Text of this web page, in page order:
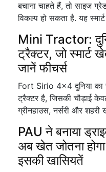
बचाना चाहते हैं, तो साइज
विकल्प हो सकता है. यह
Mini Tractor:
ट्रैक्टर, जो स्मार्ट
जानें फीचर्स
Fort Sirio 4×4 दुनिया का
ट्रैक्टर है, जिसकी चौड़ाई
ग्रीनहाउस, नर्सरी और
PAU ने बनाया
अब खेत जोतना
इसकी खासियतें